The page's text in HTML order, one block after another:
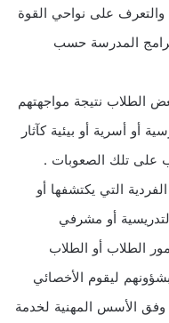
على نواحي القوة
برامج المدرسة حسب
الطلاب نتيجة مواجهتهم
أو أسرية أو بيئية كآثار
على تلك الصعوبات .
التي يكتشفها أو
أو مشرفي
الطلاب أو الطلاب
ليقوم الأخصائي
وفق الأسس المهنية لخدمة